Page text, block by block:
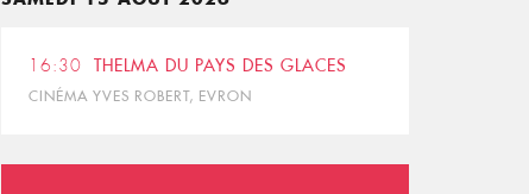
16:30 THELMA DU PAYS DES GLACES
CINÉMA YVES ROBERT, EVRON